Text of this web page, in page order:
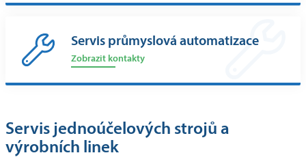
Servis průmyslová automatizace
Zobrazit kontakty
Servis jednoúčelových strojů a
výrobních linek